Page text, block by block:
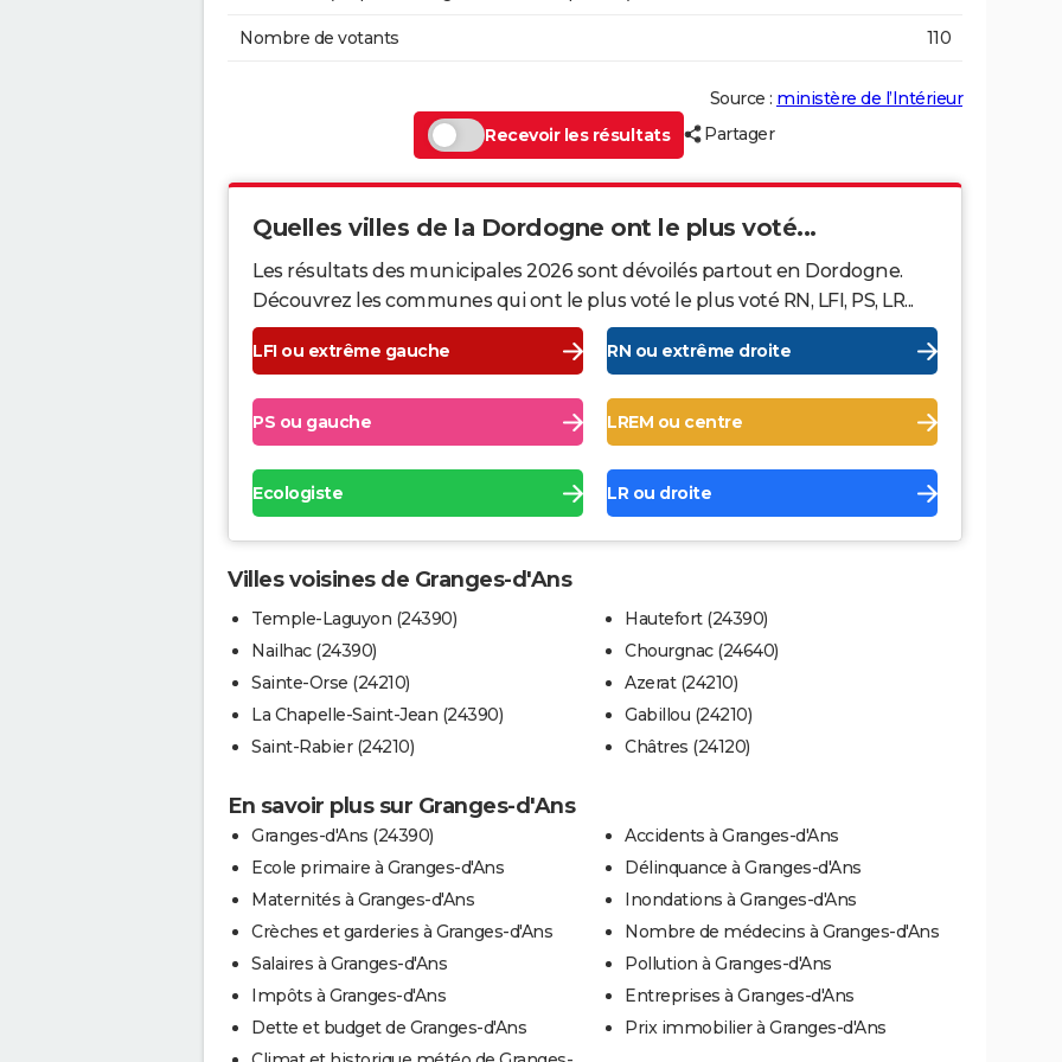
Nombre de votants 110
Source : ministère de l’Intérieur
Recevoir les résultats
Partager
Quelles villes de la Dordogne ont le plus voté...
Les résultats des municipales 2026 sont dévoilés partout en Dordogne.
Découvrez les communes qui ont le plus voté le plus voté RN, LFI, PS, LR...
LFI ou extrême gauche RN ou extrême droite
PS ou gauche LREM ou centre
Ecologiste LR ou droite
Villes voisines de Granges-d'Ans
Temple-Laguyon (24390)
Nailhac (24390)
Sainte-Orse (24210)
La Chapelle-Saint-Jean (24390)
Saint-Rabier (24210)
Hautefort (24390)
Chourgnac (24640)
Azerat (24210)
Gabillou (24210)
Châtres (24120)
En savoir plus sur Granges-d'Ans
Granges-d'Ans (24390)
Ecole primaire à Granges-d'Ans
Maternités à Granges-d'Ans
Crèches et garderies à Granges-d'Ans
Salaires à Granges-d'Ans
Impôts à Granges-d'Ans
Dette et budget de Granges-d'Ans
Accidents à Granges-d'Ans
Délinquance à Granges-d'Ans
Inondations à Granges-d'Ans
Nombre de médecins à Granges-d'Ans
Pollution à Granges-d'Ans
Entreprises à Granges-d'Ans
Prix immobilier à Granges-d'Ans